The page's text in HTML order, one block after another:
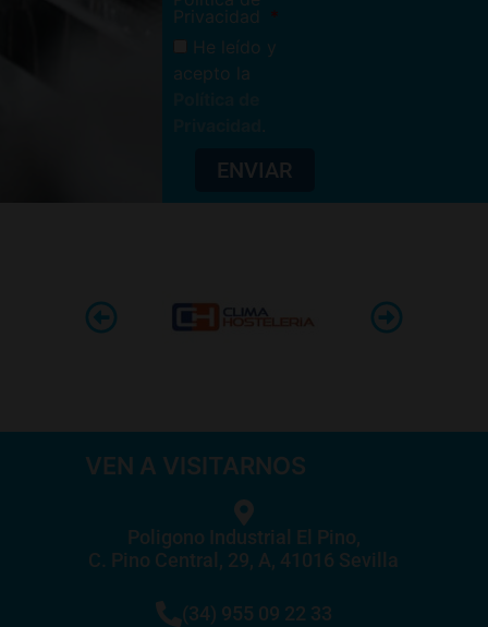
Privacidad
He leído y
acepto la
ENVIAR
VEN A VISITARNOS
Poligono Industrial El Pino,
C. Pino Central, 29, A, 41016 Sevilla
(34) 955 09 22 33